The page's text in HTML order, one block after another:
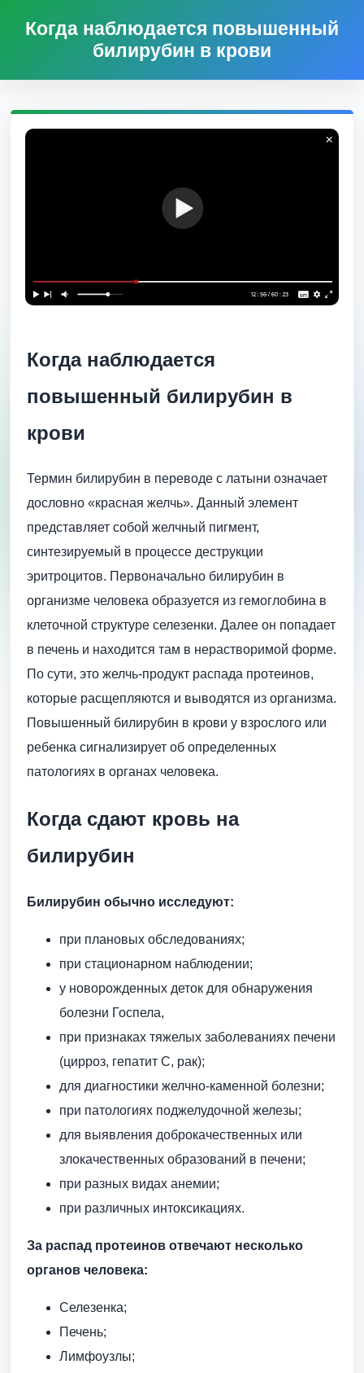
Когда наблюдается повышенный
билирубин в крови
Когда наблюдается
повышенный билирубин в
крови
Термин билирубин в переводе с латыни означает
дословно «красная желчь». Данный элемент
представляет собой желчный пигмент,
синтезируемый в процессе деструкции
эритроцитов. Первоначально билирубин в
организме человека образуется из гемоглобина в
клеточной структуре селезенки. Далее он попадает
в печень и находится там в нерастворимой форме.
По сути, это желчь-продукт распада протеинов,
которые расщепляются и выводятся из организма.
Повышенный билирубин в крови у взрослого или
ребенка сигнализирует об определенных
патологиях в органах человека.
Когда сдают кровь на
билирубин
Билирубин обычно исследуют:
при плановых обследованиях;
при стационарном наблюдении;
у новорожденных деток для обнаружения
болезни Госпела,
при признаках тяжелых заболеваниях печени
(цирроз, гепатит С, рак);
для диагностики желчно-каменной болезни;
при патологиях поджелудочной железы;
для выявления доброкачественных или
злокачественных образований в печени;
при разных видах анемии;
при различных интоксикациях.
За распад протеинов отвечают несколько
органов человека:
Селезенка;
Печень;
Лимфоузлы;